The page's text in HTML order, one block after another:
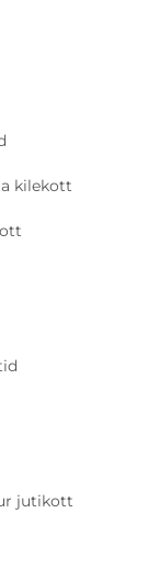
kilekott
jutikott